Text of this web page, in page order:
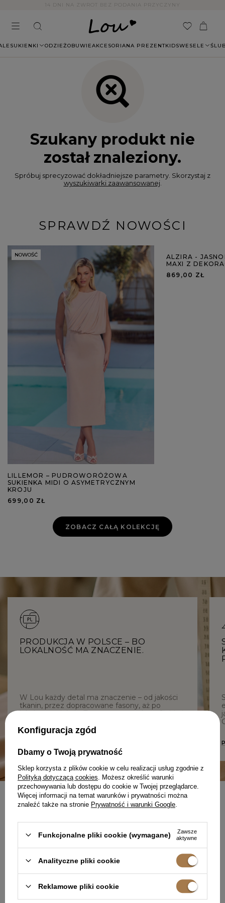
14 DNI NA ZWROT BEZ PODANIA PRZYCZYNY
SUKIENKI ODZIEŻOBUWIEAKCESORIANA PREZENTKIDSWESELE
Szukany produkt nie
został znaleziony.
Spróbuj sprecyzować dokładniejsze parametry. Skorzystaj z
wyszukiwarki zaawansowanej.
SPRAWDŹ NOWOŚCI
NOWOŚĆ
LILLEMOR – PUDROWORÓŻOWA
SUKIENKA MIDI O ASYMETRYCZNYM
KROJU
699,00 ZŁ
NOWOŚĆ
ALZIRA -
MAXI Z
869,00 ZŁ
ZOBACZ CAŁĄ KOLEKCJĘ
PRODUKCJA W POLSCE – BO
LOKALNOŚĆ MA ZNACZENIE.
W Lou każdy detal ma znaczenie – od jakości
tkanin, przez dopracowane fasony, aż po
lokalną produkcję. Tworzymy z troską o Ciebie i
NEWSLETTER
UBIERZ SIĘ W PEWNOŚĆ
SIEBIE
Zapisz się do darmowego newslettera
w programie lojalnościowym Lou.pl
Konfiguracja zgód
Dbamy o Twoją prywatność
Sklep korzysta z plików cookie w celu realizacji usług zgodnie z
Polityką dotyczącą cookies . Możesz określić warunki
przechowywania lub dostępu do cookie w Twojej przeglądarce.
Więcej informacji na temat warunków i prywatności można
znaleźć także na stronie Prywatność i warunki Google
Funkcjonalne pliki cookie (wymagane)
Zawsze
aktywne
Analityczne pliki cookie
Reklamowe pliki cookie